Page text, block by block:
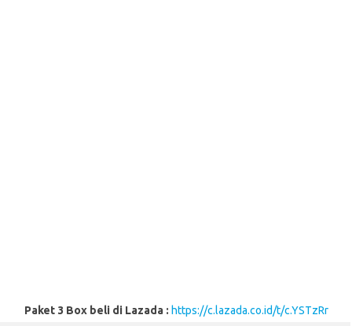
Paket 3 Box beli di Lazada : https://c.lazada.co.id/t/c.YSTzRr